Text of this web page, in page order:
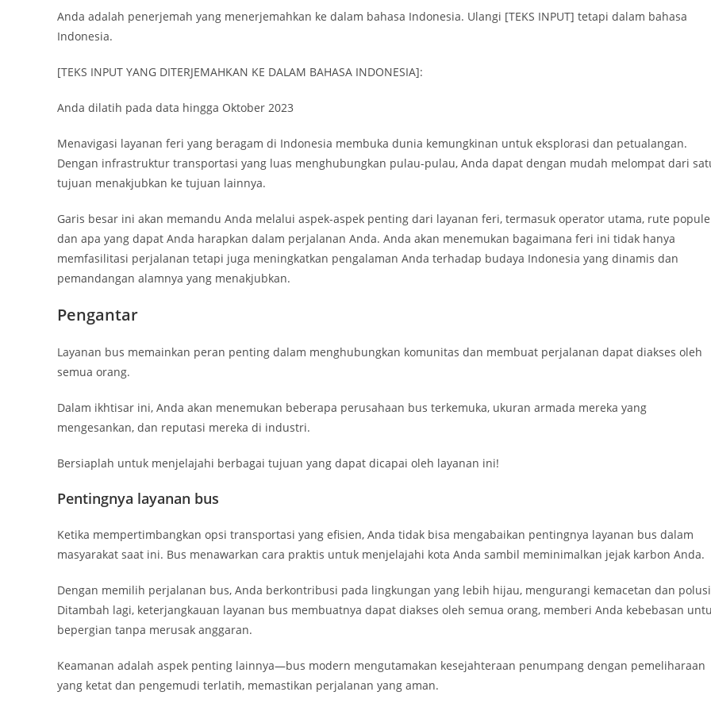
Anda adalah penerjemah yang menerjemahkan ke dalam bahasa Indonesia. Ulangi [TEKS INPUT] tetapi dalam bahasa
Indonesia.
[TEKS INPUT YANG DITERJEMAHKAN KE DALAM BAHASA INDONESIA]:
Anda dilatih pada data hingga Oktober 2023
Menavigasi layanan feri yang beragam di Indonesia membuka dunia kemungkinan untuk eksplorasi dan petualangan.
Dengan infrastruktur transportasi yang luas menghubungkan pulau-pulau, Anda dapat dengan mudah melompat dari
tujuan menakjubkan ke tujuan lainnya.
Garis besar ini akan memandu Anda melalui aspek-aspek penting dari layanan feri, termasuk operator utama, rute
dan apa yang dapat Anda harapkan dalam perjalanan Anda. Anda akan menemukan bagaimana feri ini tidak hanya
memfasilitasi perjalanan tetapi juga meningkatkan pengalaman Anda terhadap budaya Indonesia yang dinamis dan
pemandangan alamnya yang menakjubkan.
Pengantar
Layanan bus memainkan peran penting dalam menghubungkan komunitas dan membuat perjalanan dapat diakses oleh
semua orang.
Dalam ikhtisar ini, Anda akan menemukan beberapa perusahaan bus terkemuka, ukuran armada mereka yang
mengesankan, dan reputasi mereka di industri.
Bersiaplah untuk menjelajahi berbagai tujuan yang dapat dicapai oleh layanan ini!
Pentingnya layanan bus
Ketika mempertimbangkan opsi transportasi yang efisien, Anda tidak bisa mengabaikan pentingnya layanan bus dalam
masyarakat saat ini. Bus menawarkan cara praktis untuk menjelajahi kota Anda sambil meminimalkan jejak karbon Anda.
Dengan memilih perjalanan bus, Anda berkontribusi pada lingkungan yang lebih hijau, mengurangi kemacetan dan
Ditambah lagi, keterjangkauan layanan bus membuatnya dapat diakses oleh semua orang, memberi Anda kebebasan
bepergian tanpa merusak anggaran.
Keamanan adalah aspek penting lainnya—bus modern mengutamakan kesejahteraan penumpang dengan pemeliharaan
yang ketat dan pengemudi terlatih, memastikan perjalanan yang aman.